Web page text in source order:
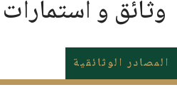
وثائق و استمارات
المصادر الوثائقية